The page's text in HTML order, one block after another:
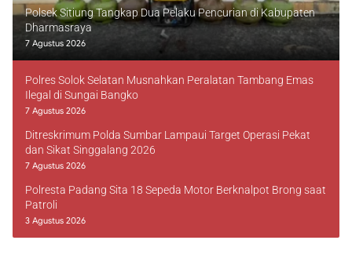
Polsek Sitiung Tangkap Dua Pelaku Pencurian di Kabupaten
Dharmasraya
7 Agustus 2026
Polres Solok Selatan Musnahkan Peralatan Tambang Emas
Ilegal di Sungai Bangko
7 Agustus 2026
Ditreskrimum Polda Sumbar Lampaui Target Operasi Pekat
dan Sikat Singgalang 2026
7 Agustus 2026
Polresta Padang Sita 18 Sepeda Motor Berknalpot Brong saat
Patroli
3 Agustus 2026